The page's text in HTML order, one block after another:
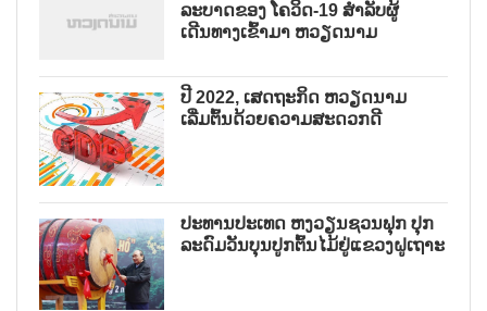
ລະບາດຂອງ ໂຄວິດ-19 ສຳລັບຜູ້
ເດີນທາງເຂົ້າມາ ຫວຽດນາມ
ປີ 2022, ເສດຖະກິດ ຫວຽດນາມ
ເລີ່ມຕົ້ນດ້ວຍຄວາມສະດວກດີ
ປະທານປະເທດ ຫງວຽນຊວນຟຸກ ປຸກ
ລະດົມວັນບຸນປູກຕົ້ນໄມ້ຢູ່ແຂວງຝູເຖາະ